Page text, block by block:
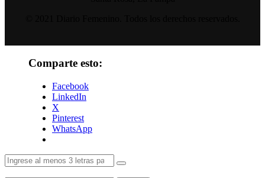
Comparte esto:
Facebook
LinkedIn
X
Pinterest
WhatsApp